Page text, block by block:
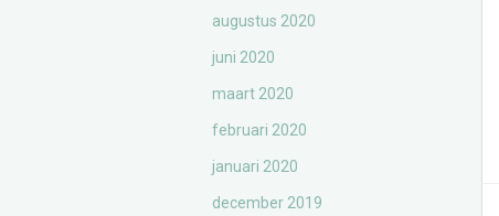
augustus 2020
juni 2020
maart 2020
februari 2020
januari 2020
december 2019